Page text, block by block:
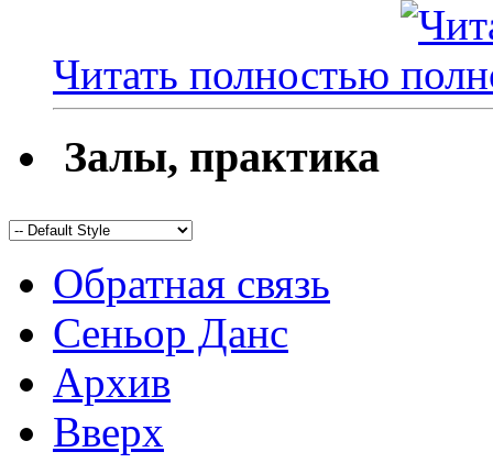
Читать полностью
Залы, практика
Обратная связь
Сеньор Данс
Архив
Вверх